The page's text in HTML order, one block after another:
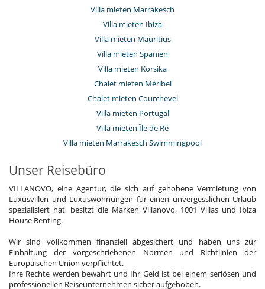
Villa mieten Marrakesch
Villa mieten Ibiza
Villa mieten Mauritius
Villa mieten Spanien
Villa mieten Korsika
Chalet mieten Méribel
Chalet mieten Courchevel
Villa mieten Portugal
Villa mieten Île de Ré
Villa mieten Marrakesch Swimmingpool
Unser Reisebüro
VILLANOVO, eine Agentur, die sich auf gehobene Vermietung von
Luxusvillen und Luxuswohnungen für einen unvergesslichen Urlaub
spezialisiert hat, besitzt die Marken Villanovo, 1001 Villas und Ibiza
House Renting.
Wir sind vollkommen finanziell abgesichert und haben uns zur
Einhaltung der vorgeschriebenen Normen und Richtlinien der
Europäischen Union verpflichtet.
Ihre Rechte werden bewahrt und Ihr Geld ist bei einem seriösen und
professionellen Reiseunternehmen sicher aufgehoben.